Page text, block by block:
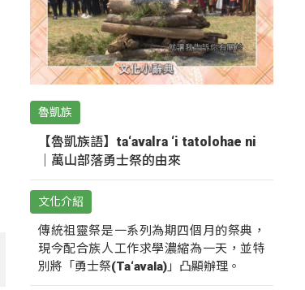
魯凱族
【魯凱族語】ta‘avalra ‘i tatolohae ni
｜萬山部落勇士祭的由來
文化介紹
傳統祖靈祭是一系列為期四個月的祭典，
現今配合族人工作求學濃縮為一天，並特
別將「勇士祭(Ta‘avala)」凸顯辦理。